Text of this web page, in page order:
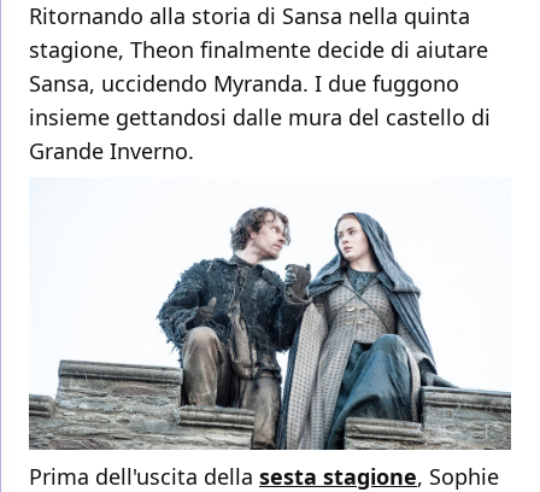
Ritornando alla storia di Sansa nella quinta
stagione, Theon finalmente decide di aiutare
Sansa, uccidendo Myranda. I due fuggono
insieme gettandosi dalle mura del castello di
Grande Inverno.
Prima dell'uscita della sesta stagione, Sophie